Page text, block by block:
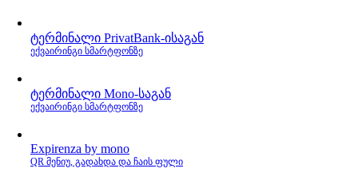
ტერმინალი PrivatBank‑ისაგან
ექვაირინგი სმარტფონზე
ტერმინალი Mono‑საგან
ექვაირინგი სმარტფონზე
Expirenza by mono
QR მენიუ, გადახდა და ჩაის ფული